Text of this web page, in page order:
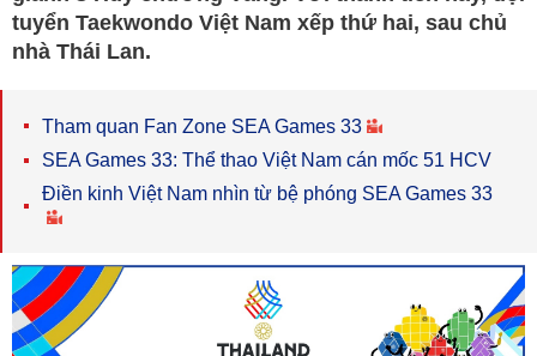
tuyển Taekwondo Việt Nam xếp thứ hai, sau chủ
nhà Thái Lan.
Tham quan Fan Zone SEA Games 33
SEA Games 33: Thể thao Việt Nam cán mốc 51 HCV
Điền kinh Việt Nam nhìn từ bệ phóng SEA Games 33